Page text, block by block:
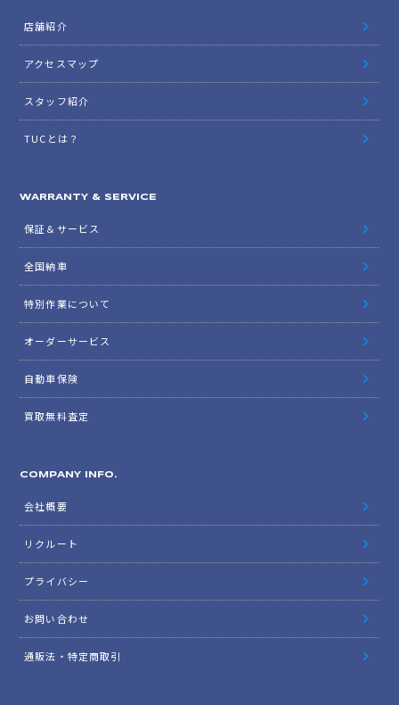
店舗紹介
アクセスマップ
スタッフ紹介
TUCとは？
WARRANTY & SERVICE
保証＆サービス
全国納車
特別作業について
オーダーサービス
自動車保険
買取無料査定
COMPANY INFO.
会社概要
リクルート
プライバシー
お問い合わせ
通販法・特定商取引